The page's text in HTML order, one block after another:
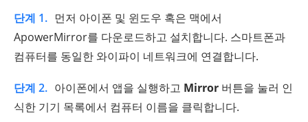
단계 1. 먼저 아이폰 및 윈도우 혹은 맥에서
ApowerMirror를 다운로드하고 설치합니다. 스마트폰과
컴퓨터를 동일한 와이파이 네트워크에 연결합니다.
단계 2. 아이폰에서 앱을 실행하고 Mirror 버튼을 눌러 인
식한 기기 목록에서 컴퓨터 이름을 클릭합니다.